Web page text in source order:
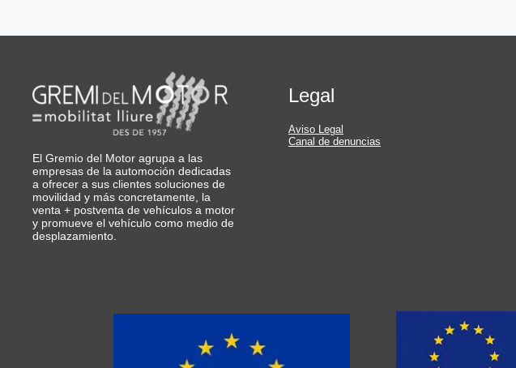
El Gremio del Motor agrupa a las
empresas de la automoción dedicadas
a ofrecer a sus clientes soluciones de
movilidad y más concretamente, la
venta + postventa de vehículos a motor
y promueve el vehículo como medio de
desplazamiento.
Legal
Aviso Legal
Canal de denuncias